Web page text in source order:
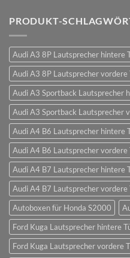
PRODUKT-
Audi A3 8P Lautsprecher hintere
Audi A3 8P Lautsprecher vordere
Audi A3 Sportback Lautsprecher
Audi A3 Sportback Lautsprecher
Audi A4 B6 Lautsprecher hintere
Audi A4 B6 Lautsprecher vordere
Audi A4 B7 Lautsprecher hintere
Audi A4 B7 Lautsprecher vordere
Autoboxen für Honda S2000
Ford Kuga Lautsprecher hintere
Ford Kuga Lautsprecher vordere